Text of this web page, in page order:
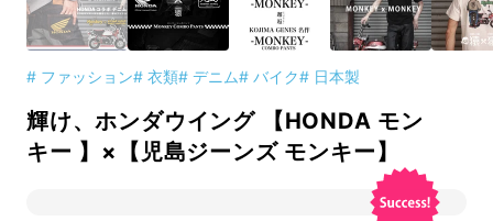
# ファッション# 衣類# デニム# バイク# 日本製
輝け、ホンダウイング 【HONDA モン
キー 】×【児島ジーンズ モンキー】